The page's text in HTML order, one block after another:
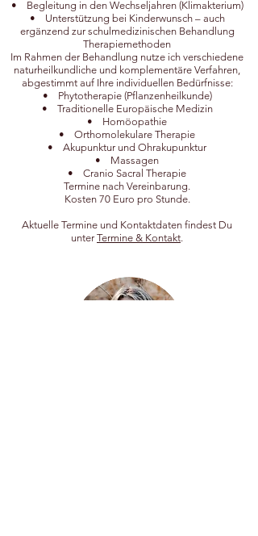
• Begleitung in den Wechseljahren (Klimakterium)
• Unterstützung bei Kinderwunsch – auch
ergänzend zur schulmedizinischen Behandlung
Therapiemethoden
Im Rahmen der Behandlung nutze ich verschiedene
naturheilkundliche und komplementäre Verfahren,
abgestimmt auf Ihre individuellen Bedürfnisse:
• Phytotherapie (Pflanzenheilkunde)
• Traditionelle Europäische Medizin
• Homöopathie
• Orthomolekulare Therapie
• Akupunktur und Ohrakupunktur
• Massagen
• Cranio Sacral Therapie
Termine nach Vereinbarung.
Kosten 70 Euro pro Stunde.
Aktuelle Termine und Kontaktdaten findest Du
unter Termine & Kontakt​.